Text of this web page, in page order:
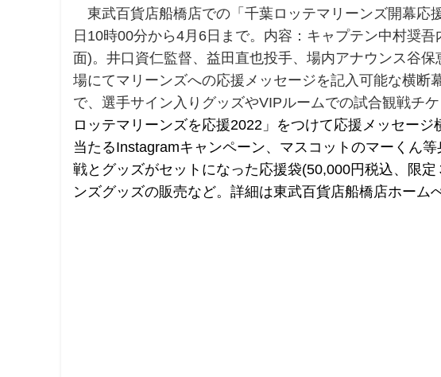
東武百貨店船橋店での「千葉ロッテマリーンズ開幕応
日10時00分から4月6日まで。内容：キャプテン中村奨
面)。井口資仁監督、益田直也投手、場内アナウンス谷
場にてマリーンズへの応援メッセージを記入可能な横断
で、選手サイン入りグッズやVIPルームでの試合観戦チ
ロッテマリーンズを応援2022」をつけて応援メッセー
当たるInstagramキャンペーン、マスコットのマーくん
戦とグッズがセットになった応援袋(50,000円税込、限
ンズグッズの販売など。詳細は東武百貨店船橋店ホーム